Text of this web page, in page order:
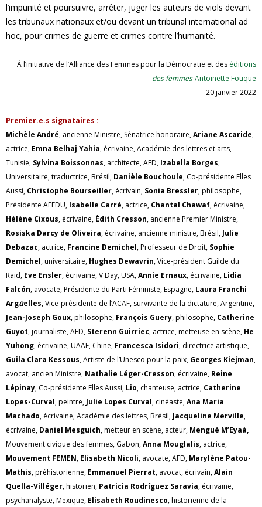
l’impunité et poursuivre, arrêter, juger les auteurs de viols devant
les tribunaux nationaux et/ou devant un tribunal international ad
hoc, pour crimes de guerre et crimes contre l’humanité.
À l’initiative de l’Alliance des Femmes pour la Démocratie et des éditions
des femmes-Antoinette Fouque
20 janvier 2022
Premier.e.s signataires :
Michèle André, ancienne Ministre, Sénatrice honoraire,Ariane Ascaride,
actrice, Emna Belhaj Yahia, écrivaine, Académie des lettres et arts,
Tunisie, Sylvina Boissonnas, architecte, AFD, Izabella Borges,
Universitaire, traductrice, Brésil, Danièle Bouchoule, Co-présidente Elles
Aussi, Christophe Bourseiller, écrivain, Sonia Bressler, philosophe,
Présidente AFFDU, Isabelle Carré, actrice, Chantal Chawaf, écrivaine,
Hélène Cixous, écrivaine, Édith Cresson, ancienne Premier Ministre,
Rosiska Darcy de Oliveira, écrivaine, ancienne ministre, Brésil, Julie
Debazac, actrice, Francine Demichel, Professeur de Droit, Sophie
Demichel, universitaire, Hughes Dewavrin, Vice-président Guilde du
Raid, Eve Ensler, écrivaine, V Day, USA,Annie Ernaux, écrivaine, Lidia
Falcón, avocate, Présidente du Parti Féministe, Espagne, Laura Franchi
Argüelles, Vice-présidente de l’ACAF, survivante de la dictature, Argentine,
Jean-Joseph Goux, philosophe, François Guery, philosophe, Catherine
Guyot, journaliste, AFD, Sterenn Guirriec, actrice, metteuse en scène, He
Yuhong, écrivaine, UAAF, Chine, Francesca Isidori, directrice artistique,
Guila Clara Kessous, Artiste de l’Unesco pour la paix, Georges Kiejman,
avocat, ancien Ministre, Nathalie Léger-Cresson, écrivaine, Reine
Lépinay, Co-présidente Elles Aussi, Lio, chanteuse, actrice, Catherine
Lopes-Curval, peintre, Julie Lopes Curval, cinéaste,Ana Maria
Machado, écrivaine, Académie des lettres, Brésil, Jacqueline Merville,
écrivaine, Daniel Mesguich, metteur en scène, acteur, Mengué M’Eyaà,
Mouvement civique des femmes, Gabon,Anna Mouglalis, actrice,
Mouvement FEMEN, Elisabeth Nicoli, avocate, AFD, Marylène Patou-
Mathis, préhistorienne, Emmanuel Pierrat, avocat, écrivain,Alain
Quella-Villéger, historien, Patricia Rodríguez Saravia, écrivaine,
psychanalyste, Mexique, Elisabeth Roudinesco, historienne de la